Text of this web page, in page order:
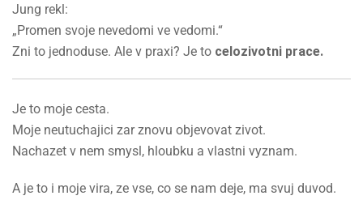
Jung rekl:
„Promen svoje nevedomi ve vedomi.“
Zni to jednoduse. Ale v praxi? Je to celozivotni prace.
Je to moje cesta.
Moje neutuchajici zar znovu objevovat zivot.
Nachazet v nem smysl, hloubku a vlastni vyznam.
A je to i moje vira, ze vse, co se nam deje, ma svuj duvod.